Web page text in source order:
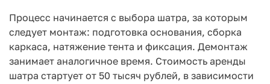
Процесс начинается с выбора шатра, за которым
следует монтаж: подготовка основания, сборка
каркаса, натяжение тента и фиксация. Демонтаж
занимает аналогичное время. Стоимость аренды
шатра стартует от 50 тысяч рублей, в зависимости